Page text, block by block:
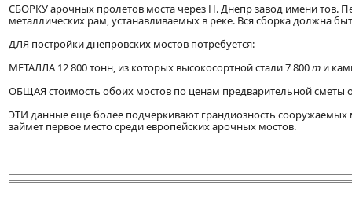
СБОРКУ арочных пролетов моста через Н. Днепр завод имени тов.
металлических рам, устанавливаемых в реке. Вся сборка должна
ДЛЯ постройки днепровских мостов потребуется:
МЕТАЛЛА 12 800 тонн, из которых высокосортной стали 7 800т и
ОБЩАЯ стоимость обоих мостов по ценам предварительной сметы
ЭТИ данные еще более подчеркивают грандиозность сооружаемых
займет первое место среди европейских арочных мостов.